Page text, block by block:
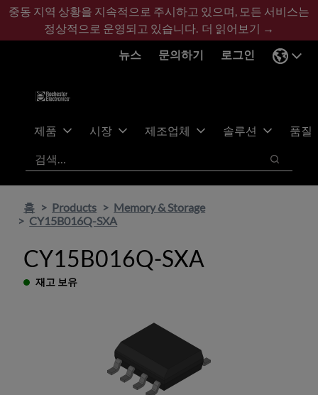
기
콘
바
글
중동 지역 상황을 지속적으로 주시하고 있으며, 모든 서비스는
정상적으로 운영되고 있습니다. 더 읽어보기 →
뉴스
문의하기 로그인
제품 시장 제조업체 솔루션
품질
검색
검색
홈 Products
Memory & Storage
CY15B016Q-SXA
CY15B016Q-SXA
재고 보유